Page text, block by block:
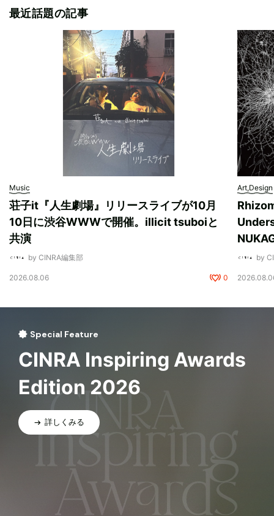
最近話題の記事
Music
荘子it『人生劇場』リリースライブが10月
10日に渋谷WWWで開催。illicit tsuboiと
共演
by CINRA編集部
2026.08.06 0
Art,Design
by
Special Feature
CINRA Inspiring Awards
Edition 2026
詳しくみる